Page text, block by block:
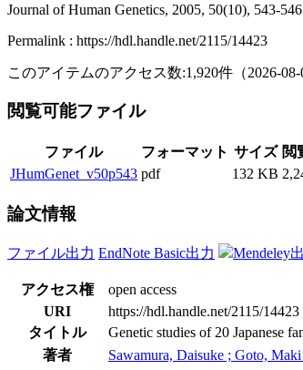
Journal of Human Genetics, 2005, 50(10), 543-546
Permalink : https://hdl.handle.net/2115/14423
このアイテムのアクセス数:1,920件 （2026-08-
閲覧可能ファイル
ファイル フォーマット サイズ 閲
JHumGenet_v50p543 pdf 132 KB
論文情報
ファイル出力 EndNote Basic出力 Mendeley
アクセス権
open access
URI
https://hdl.handle.net/2115/14423
タイトル
Genetic studies of 20 Japanese
著者
Sawamura, Daisuke ; Goto,